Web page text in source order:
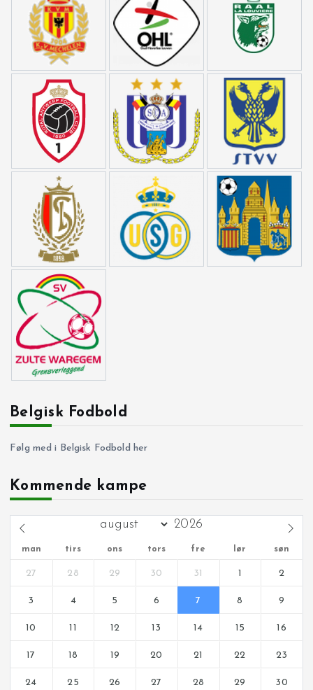
Belgisk Fodbold
Følg med i Belgisk Fodbold her
Kommende kampe
man tirs ons tors fre lør søn
27 28 29 30 31 1 2
3 4 5 6 7 8 9
10 11 12 13 14 15 16
17 18 19 20 21 22 23
24 25 26 27 28 29 30